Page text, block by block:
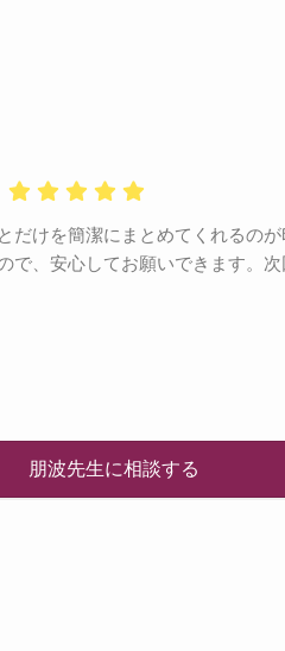
だけを簡潔にまとめてくれるの
で、安心してお願いできます。次
朋波先生に相談する